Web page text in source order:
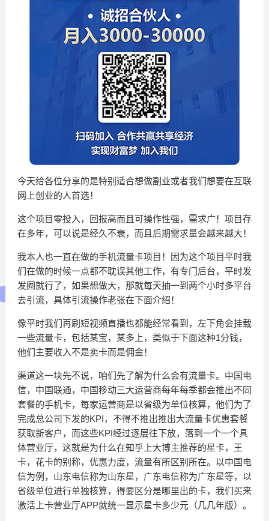
今天给各位分享的是特别适合想做副业或者我们想要在互联
网上创业的人首选！
这个项目零投入，回报高而且可操作性强，需求广！项目存
在多年，可以说是经久不衰，而且后期需求量会越来越大！
我本人也一直在做的手机流量卡项目！因为这个项目平时我
们在做的时候一点都不耽误其他工作，有专门后台，平时发
发圈就行了，如果想做大，那就每天抽一到两个小时多平台
去引流，具体引流操作老张在下面介绍！
像平时我们再刷短视频直播也都能经常看到，左下角会挂载
一些流量卡，包括某宝，某多上，类似于下面这种1分钱，
他们主要收入不是卖卡而是佣金！
渠道这一块先不说，咱们先了解为什么会有流量卡。中国电
信，中国联通，中国移动三大运营商每年每季都会推出不同
套餐的手机卡，每家运营商是以省级为单位核算，他们为了
完成总公司下发的KPI，不得不推出推出大流量卡优惠套餐
获取新客户，而这些KPI经过逐层往下放，落到一个一个具
体营业厅，这就是为什么在知乎上大博主推荐的星卡，王
卡，花卡的别称，优惠力度，流量有所区别所在。以中国电
信为例，山东电信称为山东星，广东电信称为广东星等，以
省级单位进行单独核算，得要区分是哪里出的卡，我们买来
激活上卡营业厅APP就统一显示星卡多少元（几几年版）。